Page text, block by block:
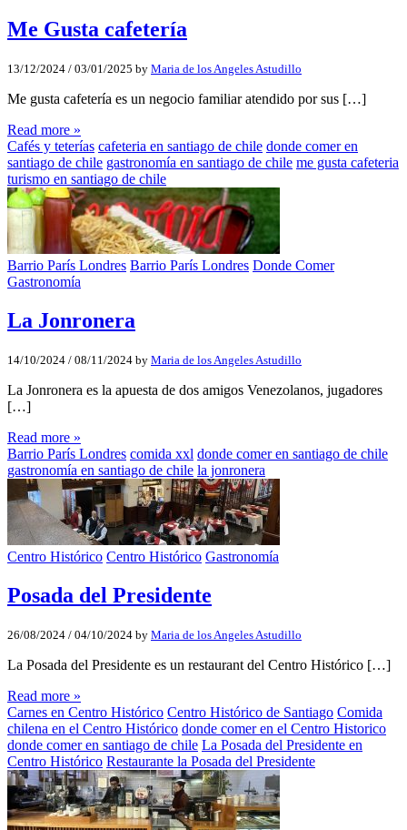
Me Gusta cafetería
13/12/2024 / 03/01/2025 by Maria de los Angeles Astudillo
Me gusta cafetería es un negocio familiar atendido por sus […]
Read more »
Cafés y teterías cafeteria en santiago de chile donde comer en
santiago de chile gastronomía en santiago de chile me gusta cafeteria
turismo en santiago de chile
Barrio París Londres Barrio París Londres Donde Comer
Gastronomía
La Jonronera
14/10/2024 / 08/11/2024 by Maria de los Angeles Astudillo
La Jonronera es la apuesta de dos amigos Venezolanos, jugadores
[…]
Read more »
Barrio París Londres comida xxl donde comer en santiago de chile
gastronomía en santiago de chile la jonronera
Centro Histórico Centro Histórico Gastronomía
Posada del Presidente
26/08/2024 / 04/10/2024 by Maria de los Angeles Astudillo
La Posada del Presidente es un restaurant del Centro Histórico […]
Read more »
Carnes en Centro Histórico Centro Histórico de Santiago Comida
chilena en el Centro Histórico donde comer en el Centro Historico
donde comer en santiago de chile La Posada del Presidente en
Centro Histórico Restaurante la Posada del Presidente